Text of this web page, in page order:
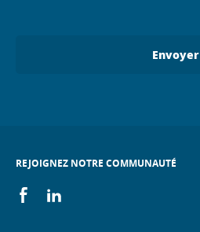
REJOIGNEZ NOTRE COMMUNAUTÉ
On
facebook
On
Envoyer